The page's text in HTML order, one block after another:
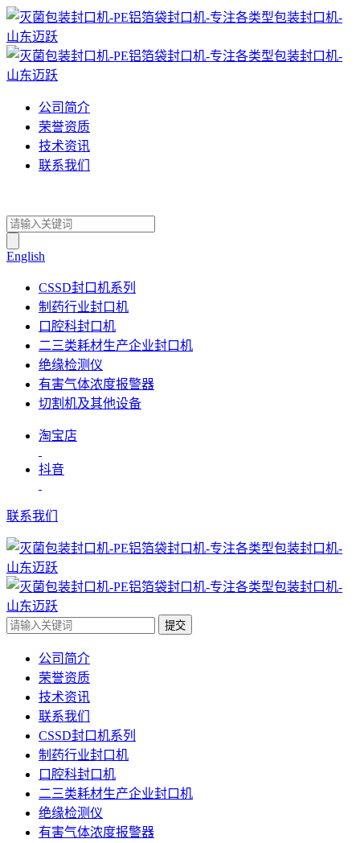
公司简介
荣誉资质
技术资讯
联系我们
English
CSSD封口机系列
制药行业封口机
口腔科封口机
二三类耗材生产企业封口机
绝缘检测仪
有害气体浓度报警器
切割机及其他设备
淘宝店
抖音
联系我们
提交
公司简介
荣誉资质
技术资讯
联系我们
CSSD封口机系列
制药行业封口机
口腔科封口机
二三类耗材生产企业封口机
绝缘检测仪
有害气体浓度报警器